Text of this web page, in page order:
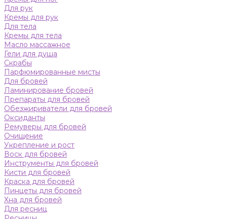
Для рук
Кремы для рук
Для тела
Кремы для тела
Масло массажное
Гели для душа
Скрабы
Парфюмированные мисты
Для бровей
Ламинирование бровей
Препараты для бровей
Обезжириватели для бровей
Оксиданты
Ремуверы для бровей
Очищение
Укрепление и рост
Воск для бровей
Инструменты для бровей
Кисти для бровей
Краска для бровей
Пинцеты для бровей
Хна для бровей
Для ресниц